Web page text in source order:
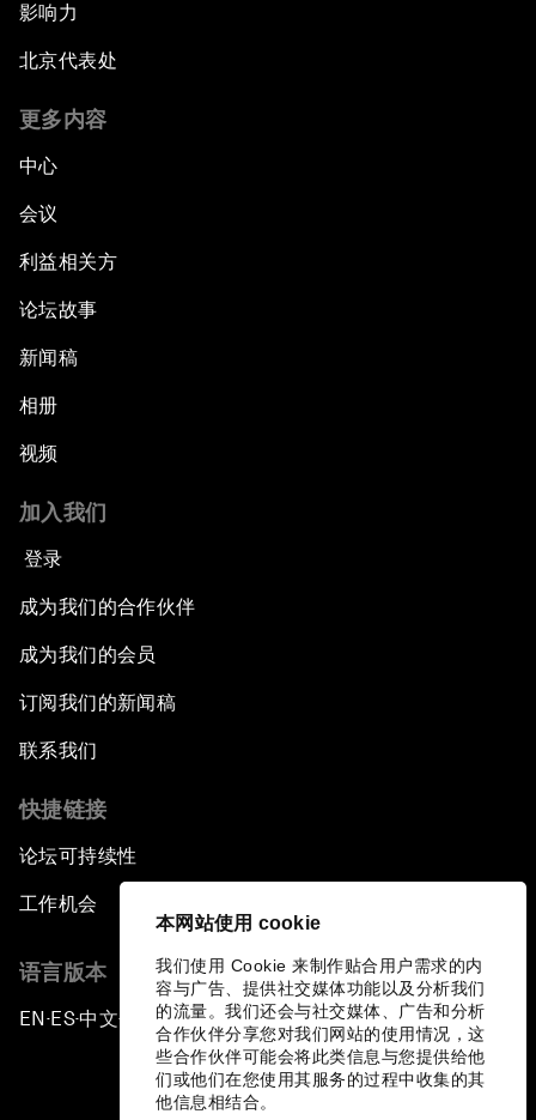
本网站使用 cookie
我们使用 Cookie 来制作贴合用户需求的内
容与广告、提供社交媒体功能以及分析我们
的流量。我们还会与社交媒体、广告和分析
合作伙伴分享您对我们网站的使用情况，这
些合作伙伴可能会将此类信息与您提供给他
们或他们在您使用其服务的过程中收集的其
他信息相结合。
影响力
北京代表处
更多内容
中心
会议
利益相关方
论坛故事
新闻稿
相册
视频
加入我们
登录
成为我们的合作伙伴
成为我们的会员
订阅我们的新闻稿
联系我们
快捷链接
论坛可持续性
工作机会
语言版本
EN ▪ ES▪中文▪ 日本語